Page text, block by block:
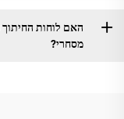
מסחרי?